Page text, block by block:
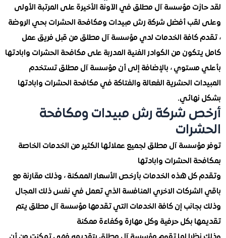
مؤسسة آل مطلق في الآونة الأخيرة على المرتبة الأولى
أفضل شركة رش مبيدات ومكافحة الحشرات بحي الروضة
كافة الخدمات لدي مؤسسة آل مطلق من قبل فريق عمل
من الكوادر الفنية المدربة على مكافحة الحشرات وابادتها
مستوي ، بالإضافة إلى أن مؤسسة آل مطلق تستخدم
الحشرية الفعالة والفتاكة في مكافحة الحشرات وابادتها
شركة رش مبيدات ومكافحة
آل مطلق لجميع عملائها الكثير من الخدمات الخاصة
الحشرات وابادتها
هذه الخدمات بأرخص الأسعار الممكنة ، وذلك مقارنة مع
الاخري المنافسة الذي تعمل في نفس ذلك المجال
إن كافة الخدمات التي تقدمها مؤسسة آل مطلق يتم
بكل حرفية وكل مهارة وكفاءة ممكنة